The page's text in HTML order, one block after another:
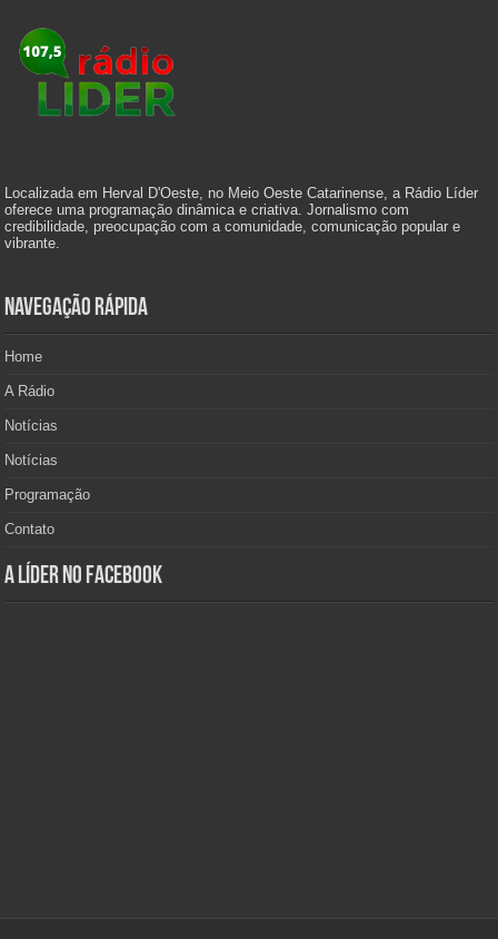
Localizada em Herval D'Oeste, no Meio Oeste Catarinense, a Rádio Líder
oferece uma programação dinâmica e criativa. Jornalismo com
credibilidade, preocupação com a comunidade, comunicação popular e
vibrante.
Navegação Rápida
Home
A Rádio
Notícias
Notícias
Programação
Contato
A Líder no Facebook